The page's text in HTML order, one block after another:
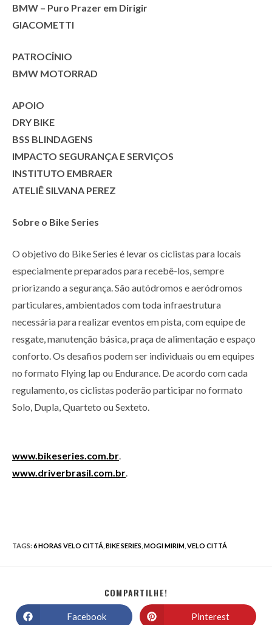
BMW – Puro Prazer em Dirigir
GIACOMETTI
PATROCÍNIO
BMW MOTORRAD
APOIO
DRY BIKE
BSS BLINDAGENS
IMPACTO SEGURANÇA E SERVIÇOS
INSTITUTO EMBRAER
ATELIÊ SILVANA PEREZ
Sobre o Bike Series
O objetivo do Bike Series é levar os ciclistas para locais
especialmente preparados para recebê-los, sempre
priorizando a segurança. São autódromos e aeródromos
particulares, ambientados com toda infraestrutura
necessária para realizar eventos em pista, com equipe de
resgate, manutenção básica, praça de alimentação e espaço
conforto. Os desafios podem ser individuais ou em equipes
no formato Flying lap ou Endurance. De acordo com cada
regulamento, os ciclistas poderão participar no formato
Solo, Dupla, Quarteto ou Sexteto.
www.bikeseries.com.br.
www.driverbrasil.com.br.
TAGS:6 HORAS VELO CITTÁ BIKE SERIES MOGI MIRIM VELO CITTÁ
COMPARTILHE!
Facebook Pinterest